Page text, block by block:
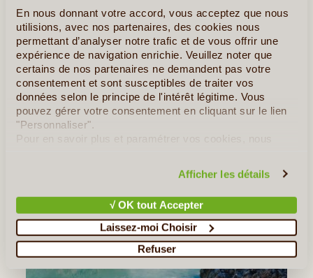
En nous donnant votre accord, vous acceptez que nous
utilisions, avec nos partenaires, des cookies nous
permettant d’analyser notre trafic et de vous offrir une
expérience de navigation enrichie. Veuillez noter que
certains de nos partenaires ne demandent pas votre
consentement et sont susceptibles de traiter vos
données selon le principe de l'intérêt légitime. Vous
pouvez gérer votre consentement en cliquant sur le lien
"Personnaliser".
Pour en savoir plus et paramétrer vos cookies, nous
Afficher les détails
√ OK tout Accepter
Laissez-moi Choisir
Refuser
Tous les Articles sur l'Argentine»
Quelques Idées de Voyages en Argentine
Des Glaciers au Cap Horn